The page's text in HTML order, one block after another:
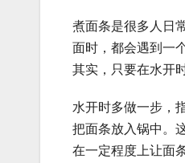
煮面条是很多人日
面时，都会遇到一
其实，只要在水开
水开时多做一步，
把面条放入锅中。
在一定程度上让面